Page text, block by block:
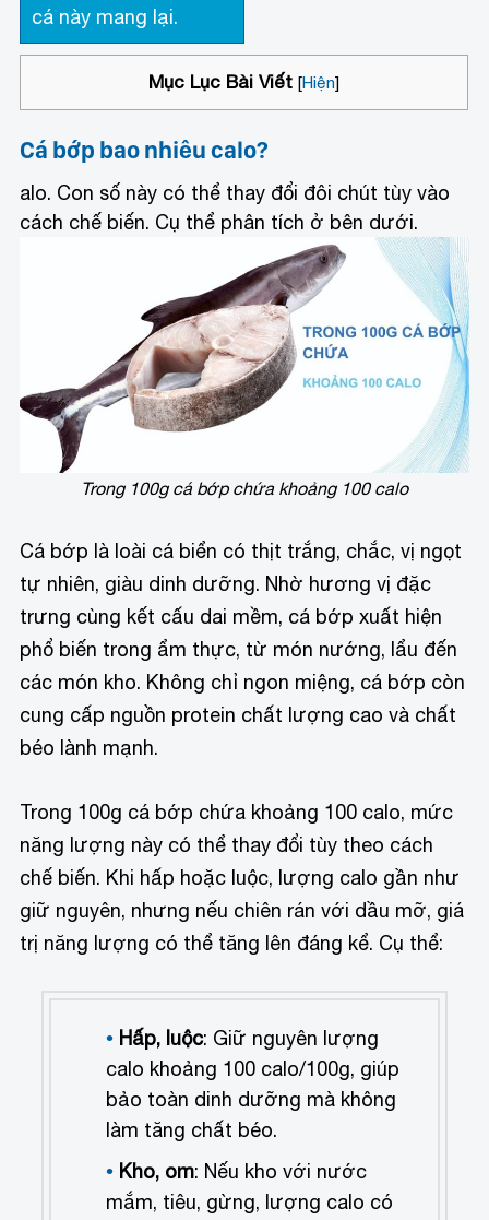
cá này mang lại.
Mục Lục Bài Viết [Hiện]
Cá bớp bao nhiêu calo?
alo. Con số này có thể thay đổi đôi chút tùy vào
cách chế biến. Cụ thể phân tích ở bên dưới.
Trong 100g cá bớp chứa khoảng 100 calo
Cá bớp là loài cá biển có thịt trắng, chắc, vị ngọt
tự nhiên, giàu dinh dưỡng. Nhờ hương vị đặc
trưng cùng kết cấu dai mềm, cá bớp xuất hiện
phổ biến trong ẩm thực, từ món nướng, lẩu đến
các món kho. Không chỉ ngon miệng, cá bớp còn
cung cấp nguồn protein chất lượng cao và chất
béo lành mạnh.
Trong 100g cá bớp chứa khoảng 100 calo, mức
năng lượng này có thể thay đổi tùy theo cách
chế biến. Khi hấp hoặc luộc, lượng calo gần như
giữ nguyên, nhưng nếu chiên rán với dầu mỡ, giá
trị năng lượng có thể tăng lên đáng kể. Cụ thể:
Hấp, luộc: Giữ nguyên lượng
calo khoảng 100 calo/100g, giúp
bảo toàn dinh dưỡng mà không
làm tăng chất béo.
Kho, om: Nếu kho với nước
mắm, tiêu, gừng, lượng calo có